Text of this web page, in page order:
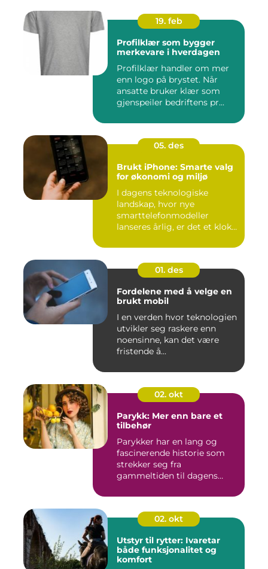
19. feb
Profilklær som bygger
merkevare i hverdagen
Profilklær handler om mer
enn logo på brystet. Når
ansatte bruker klær som
gjenspeiler bedriftens pr...
05. des
Brukt iPhone: Smarte valg
for økonomi og miljø
I dagens teknologiske
landskap, hvor nye
smarttelefonmodeller
lanseres årlig, er det et klokt
01. des
Fordelene med å velge en
brukt mobil
I en verden hvor teknologien
utvikler seg raskere enn
noensinne, kan det være
fristende å...
02. okt
Parykk: Mer enn bare et
tilbehør
Parykker har en lang og
fascinerende historie som
strekker seg fra
gammeltiden til dagens
02. okt
Utstyr til rytter: Ivaretar
både funksjonalitet og
komfort